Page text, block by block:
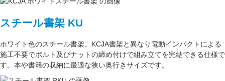
スチール書架 KU
ホワイト色のスチール書架。KCJA書架と異なり電動インパクトによる
施工不要でボルト及びナットの締め付けで組み立てを完結できる仕様で
す。本や書籍の収納に最適な狭い奥行きサイズです。